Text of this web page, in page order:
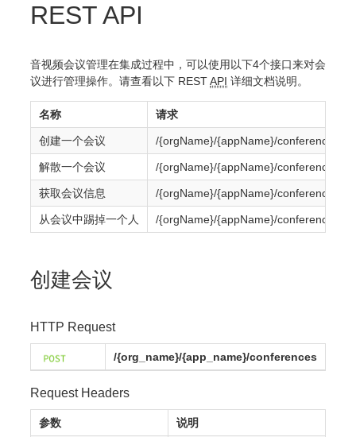
REST API
音视频会议管理在集成过程中，可以使用以下4个接口来对会
议进行管理操作。请查看以下 RESTAPI 详细文档说明。
名称 请求
创建一个会议 /{orgName}/{appName}/conferences
解散一个会议 /{orgName}/{appName}/conferences/
获取会议信息 /{orgName}/{appName}/conferences/
从会议中踢掉一个人 /{orgName}/{appName}/conferences/
创建会议
HTTP Request
/{org_name}/{app_name}/conferences
Request Headers
参数 说明